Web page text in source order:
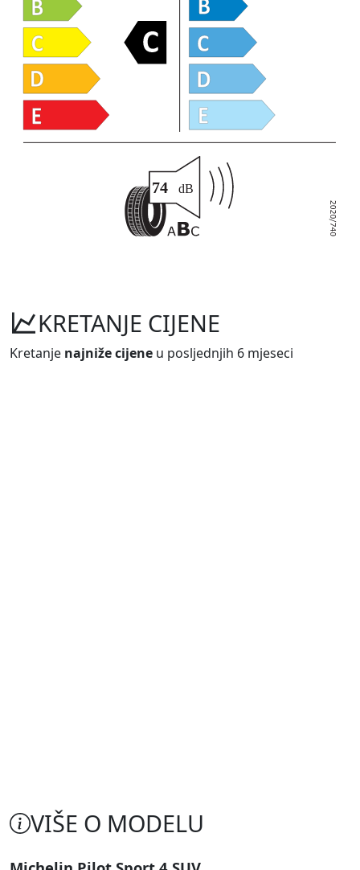
KRETANJE CIJENE
Kretanje najniže cijene u posljednjih 6 mjeseci
VIŠE O MODELU